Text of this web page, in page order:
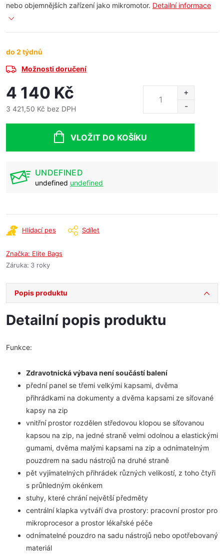
nebo objemnějších zařízení jako mikromotor. Detailní informace
do 2 týdnů
Možnosti doručení
4 140 Kč
3 421,50 Kč bez DPH
VLOŽIT DO KOŠÍKU
UNDEFINED
undefined undefined
Hlídací pes Sdílet
Značka: Elite Bags
Záruka: 3 roky
Popis produktu
Detailní popis produktu
Funkce:
Zdravotnická výbava není součástí balení
přední panel se třemi velkými kapsami, dvěma
přihrádkami na dokumenty a dvěma kapsami ze síťované
kapsy na zip
vnitřní prostor rozdělen středovou klopou se síťovanou
kapsou na zip, na jedné straně velmi odolnou a elastickými
gumami, dvěma malými kapsami na zip a odnímatelným
pouzdrem na sadu nástrojů na druhé straně
pět vyjímatelných přihrádek různých velikostí, z toho čtyři
s průhledným okénkem
stuhy, které chrání největší předměty
centrální klapka vytváří dva prostory: pracovní prostor pro
mikroprocesor a prostor lékařské péče
odnímatelné pouzdro na sadu nástrojů nebo opotřebovaný
materiál